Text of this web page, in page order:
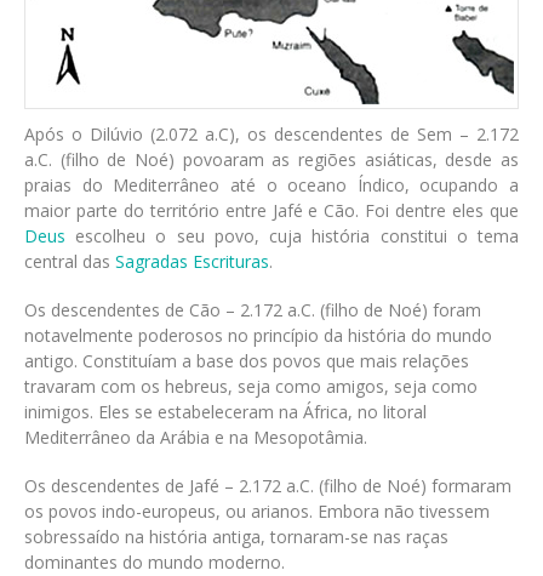
Após o Dilúvio (2.072 a.C), os descendentes de Sem – 2.172
a.C. (filho de Noé) povoaram as regiões asiáticas, desde as
praias do Mediterrâneo até o oceano Índico, ocupando a
maior parte do território entre Jafé e Cão. Foi dentre eles que
Deus escolheu o seu povo, cuja história constitui o tema
central das Sagradas Escrituras.
Os descendentes de Cão – 2.172 a.C. (filho de Noé) foram
notavelmente poderosos no princípio da história do mundo
antigo. Constituíam a base dos povos que mais relações
travaram com os hebreus, seja como amigos, seja como
inimigos. Eles se estabeleceram na África, no litoral
Mediterrâneo da Arábia e na Mesopotâmia.
Os descendentes de Jafé – 2.172 a.C. (filho de Noé) formaram
os povos indo-europeus, ou arianos. Embora não tivessem
sobressaído na história antiga, tornaram-se nas raças
dominantes do mundo moderno.